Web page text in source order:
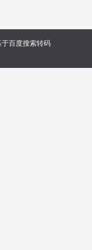
百度搜索转码